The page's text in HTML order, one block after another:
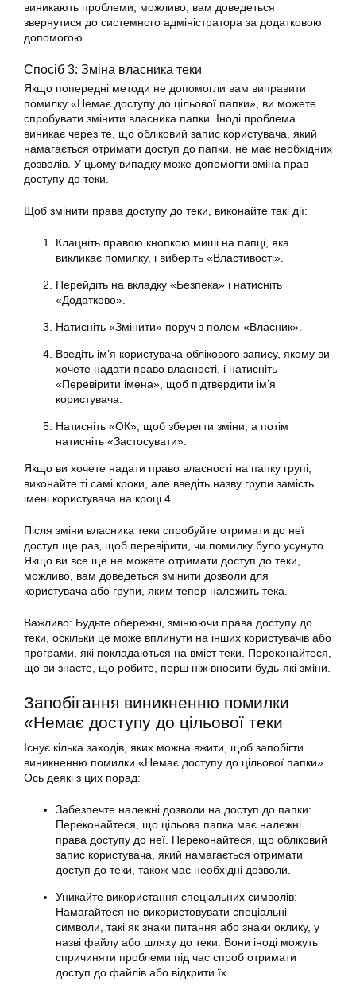
виникають проблеми, можливо, вам доведеться
звернутися до системного адміністратора за додатковою
допомогою.
Спосіб 3: Зміна власника теки
Якщо попередні методи не допомогли вам виправити
помилку «Немає доступу до цільової папки», ви можете
спробувати змінити власника папки. Іноді проблема
виникає через те, що обліковий запис користувача, який
намагається отримати доступ до папки, не має необхідних
дозволів. У цьому випадку може допомогти зміна прав
доступу до теки.
Щоб змінити права доступу до теки, виконайте такі дії:
Клацніть правою кнопкою миші на папці, яка
викликає помилку, і виберіть «Властивості».
Перейдіть на вкладку «Безпека» і натисніть
«Додатково».
Натисніть «Змінити» поруч з полем «Власник».
Введіть ім’я користувача облікового запису, якому ви
хочете надати право власності, і натисніть
«Перевірити імена», щоб підтвердити ім’я
користувача.
Натисніть «ОК», щоб зберегти зміни, а потім
натисніть «Застосувати».
Якщо ви хочете надати право власності на папку групі,
виконайте ті самі кроки, але введіть назву групи замість
імені користувача на кроці 4.
Після зміни власника теки спробуйте отримати до неї
доступ ще раз, щоб перевірити, чи помилку було усунуто.
Якщо ви все ще не можете отримати доступ до теки,
можливо, вам доведеться змінити дозволи для
користувача або групи, яким тепер належить тека.
Важливо: Будьте обережні, змінюючи права доступу до
теки, оскільки це може вплинути на інших користувачів або
програми, які покладаються на вміст теки. Переконайтеся,
що ви знаєте, що робите, перш ніж вносити будь-які зміни.
Запобігання виникненню помилки
«Немає доступу до цільової теки
Існує кілька заходів, яких можна вжити, щоб запобігти
виникненню помилки «Немає доступу до цільової папки».
Ось деякі з цих порад:
Забезпечте належні дозволи на доступ до папки:
Переконайтеся, що цільова папка має належні
права доступу до неї. Переконайтеся, що обліковий
запис користувача, який намагається отримати
доступ до теки, також має необхідні дозволи.
Уникайте використання спеціальних символів:
Намагайтеся не використовувати спеціальні
символи, такі як знаки питання або знаки оклику, у
назві файлу або шляху до теки. Вони іноді можуть
спричиняти проблеми під час спроб отримати
доступ до файлів або відкрити їх.